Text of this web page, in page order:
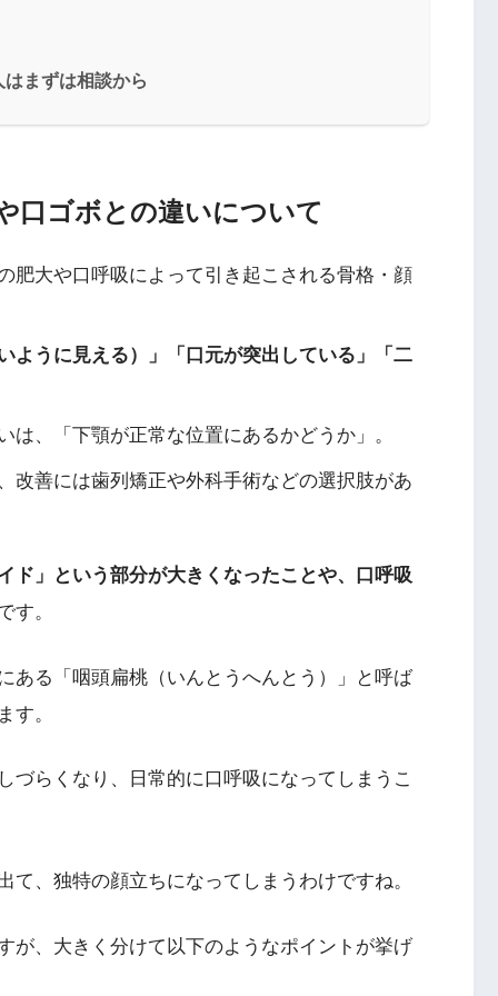
まずは相談から
口ゴボとの違いについて
肥大や口呼吸によって引き起こされる骨格・顔
ように見える）」「口元が突出している」「二
は、「下顎が正常な位置にあるかどうか」。
改善には歯列矯正や外科手術などの選択肢があ
ド」という部分が大きくなったことや、口呼吸
す。
ある「咽頭扁桃（いんとうへんとう）」と呼ば
す。
づらくなり、日常的に口呼吸になってしまうこ
、独特の顔立ちになってしまうわけですね。
が、大きく分けて以下のようなポイントが挙げ